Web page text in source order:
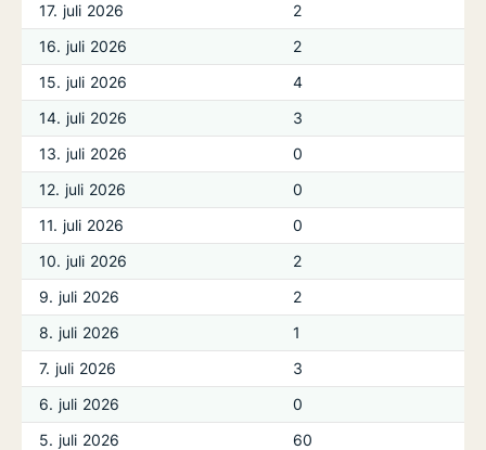
17. juli 2026
2
16. juli 2026
2
15. juli 2026
4
14. juli 2026
3
13. juli 2026
0
12. juli 2026
0
11. juli 2026
0
10. juli 2026
2
9. juli 2026
2
8. juli 2026
1
7. juli 2026
3
6. juli 2026
0
5. juli 2026
60